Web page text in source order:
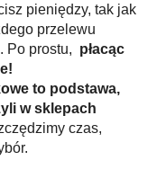
pieniędzy, tak jak
przelewu
Po prostu, płacąc
to podstawa,
w sklepach
czas,